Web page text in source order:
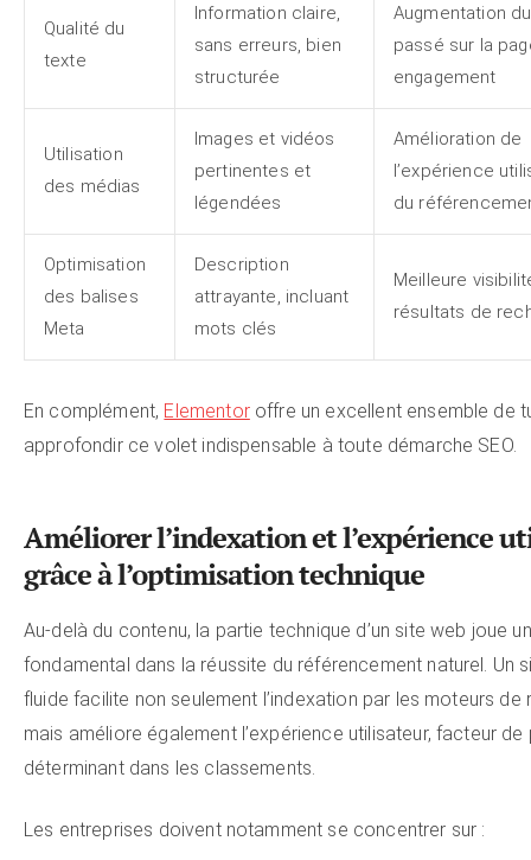
Qualité du
texte
Information claire,
sans erreurs, bien
structurée
Augmentation
passé sur la
engagement
Utilisation
des médias
Images et vidéos
pertinentes et
légendées
Amélioration de
l’expérience
du
Optimisation
des balises
Meta
Description
attrayante, incluant
mots clés
Meilleure
résultats de
En complément, Elementoroffre un excellent ensemble de
approfondir ce volet indispensable à toute démarche SEO.
Améliorer l’indexation et l’expérience
grâce à l’optimisation technique
Au-delà du contenu, la partie technique d’un site web joue
fondamental dans la réussite du référencement naturel. Un
fluide facilite non seulement l’indexation par les moteurs de
mais améliore également l’expérience utilisateur, facteur de
déterminant dans les classements.
Les entreprises doivent notamment se concentrer sur :